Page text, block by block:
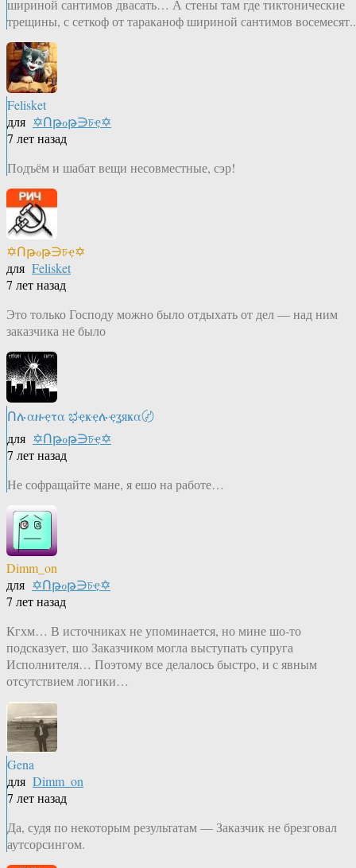
шириной сантимов двасать… А стены там где тиктонические
трещины, с сеткоф от тараканоф шириной сантимов восемесят..
Felisket
для ✡Ոթℴթ∋চҿ✡
7 лет назад
Подъём и шабат вещи несовместные, сэр!
✡Ոթℴթ∋চҿ✡
для Felisket
7 лет назад
Это только Господу можно было отдыхать от дел — над ним
заказчика не было
Ոሉαዙҿτα ಭҿҝҿሉҿʓяҝα〄
для ✡Ոթℴթ∋চҿ✡
7 лет назад
Не софращайте мане, я ешо на работе…
Dimm_on
для ✡Ոթℴթ∋চҿ✡
7 лет назад
Кгхм… В источниках не упоминается, но мине шо-то
подсказует, шо Заказчиком могла выступать супруга
Исполнителя… Поэтому все делалось быстро, и с явным
отсутствием логики…
Gena
для Dimm_on
7 лет назад
Да, судя по некоторым результатам — Заказчик не брезговал
аутсорсингом.